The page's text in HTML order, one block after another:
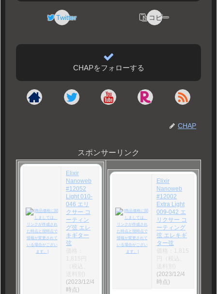
Twitter コピー
CHAPをフォローする
CHAP
スポンサーリンク
Elixir
Nanoweb
#12052
Light 010-
046 エリ
クサー コ
ーティン
グ弦 エレ
キギター
弦
価格：
1,815円
（税込、
(2023/12/4
時点)
Elixir
Nanoweb
#12002
Extra Light
009-042 エ
リクサー コ
ーティング
弦 エレキギ
ター弦
価格：1,815
円（税込、
(2023/12/4
時点)